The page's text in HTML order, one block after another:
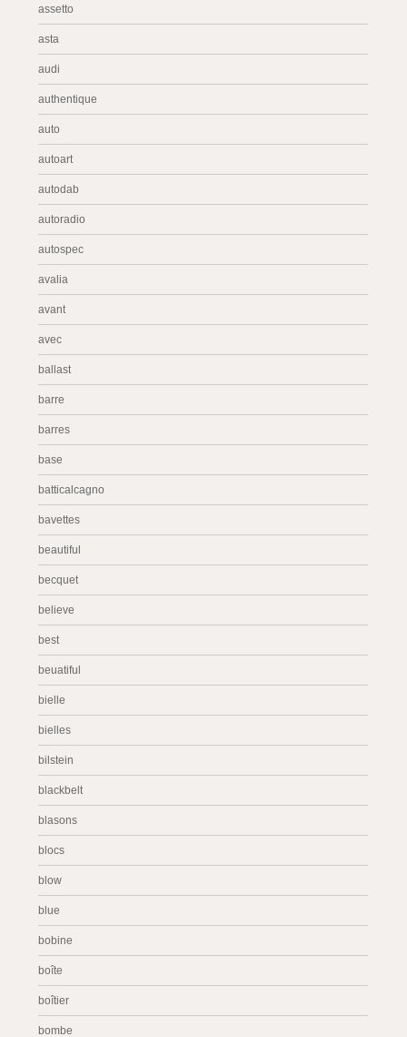
assetto
asta
audi
authentique
auto
autoart
autodab
autoradio
autospec
avalia
avant
avec
ballast
barre
barres
base
batticalcagno
bavettes
beautiful
becquet
believe
best
beuatiful
bielle
bielles
bilstein
blackbelt
blasons
blocs
blow
blue
bobine
boîte
boîtier
bombe